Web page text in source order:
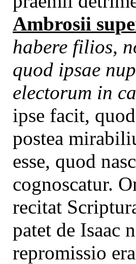
Ambrosii
habere filios,
quod ipsae
electorum in
ipse facit,
postea
esse, quod
cognoscatur.
recitat
patet de Isaac
repromissio